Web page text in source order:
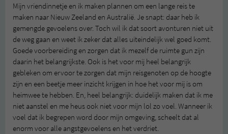
Mijn vriendinnetje en ik maken plannen om een lange reis te
maken naar Nieuw Zeeland en Australië. Je snapt: daar heb ik
gemengde gevoelens over. Toch wil ik dat soort avonturen niet uit
de weg gaan en weet ik zeker dat alles uiteindelijk wel goed komt.
Goede voorbereiding en zorgen dat ik mezelf de ruimte gun zijn
daarin het belangrijkste. Ook is het voor mij heel belangrijk
gebleken om ervoor te zorgen dat mijn reisgenoten op de hoogte
zijn en een beetje meer inzicht krijgen in hoe het voor mij is om
heimwee te hebben. En, heel belangrijk: duidelijk maken dat ik me
niet aanstel en me heus ook niet voor mijn lol zo voel. Wanneer ik
voel dat ik begrepen word door mijn omgeving, scheelt dat al
enorm voor alle angstgevoelens en het verdriet.